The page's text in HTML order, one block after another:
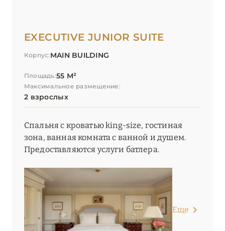
EXECUTIVE JUNIOR SUITE
Корпус: MAIN BUILDING
Площадь:55 М²
Максимальное размещение:
2 взрослых
Спальня с кроватью king-size, гостиная
зона, ванная комната с ванной и душем.
Предоставляются услуги батлера.
Еще